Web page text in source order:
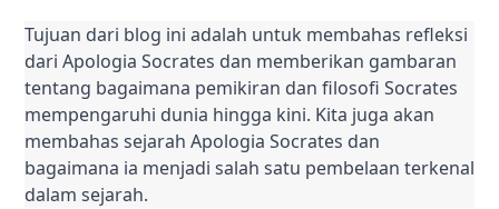
Tujuan dari blog ini adalah untuk membahas refleksi
dari Apologia Socrates dan memberikan gambaran
tentang bagaimana pemikiran dan filosofi Socrates
mempengaruhi dunia hingga kini. Kita juga akan
membahas sejarah Apologia Socrates dan
bagaimana ia menjadi salah satu pembelaan terkenal
dalam sejarah.